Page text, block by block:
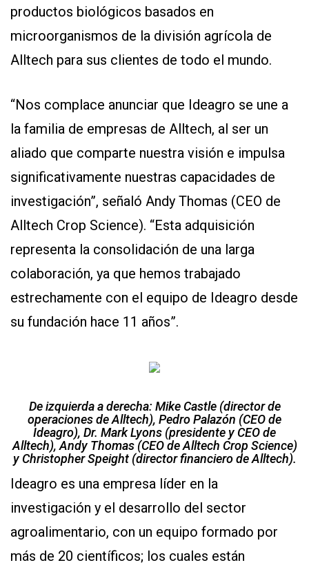
SOMOS
productos biológicos basados en
microorganismos de la división agrícola de
Alltech para sus clientes de todo el mundo.
“Nos complace anunciar que Ideagro se une a
la familia de empresas de Alltech, al ser un
aliado que comparte nuestra visión e impulsa
significativamente nuestras capacidades de
investigación”, señaló Andy Thomas (CEO de
Alltech Crop Science). “Esta adquisición
representa la consolidación de una larga
colaboración, ya que hemos trabajado
estrechamente con el equipo de Ideagro desde
su fundación hace 11 años”.
De izquierda a derecha: Mike Castle (director de
operaciones de Alltech), Pedro Palazón (CEO de
Ideagro), Dr. Mark Lyons (presidente y CEO de
Alltech), Andy Thomas (CEO de Alltech Crop Science)
y Christopher Speight (director financiero de Alltech).
Ideagro es una empresa líder en la
investigación y el desarrollo del sector
agroalimentario, con un equipo formado por
más de 20 científicos; los cuales están